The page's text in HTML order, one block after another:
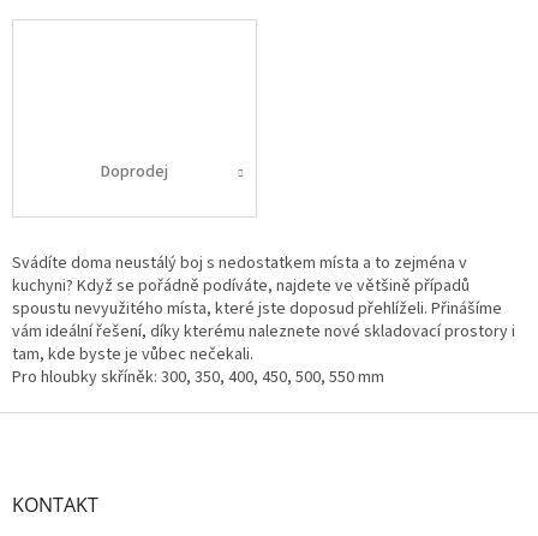
Doprodej
Svádíte doma neustálý boj s nedostatkem místa a to zejména v
kuchyni? Když se pořádně podíváte, najdete ve většině případů
spoustu nevyužitého místa, které jste doposud přehlíželi. Přinášíme
vám ideální řešení, díky kterému naleznete nové skladovací prostory i
tam, kde byste je vůbec nečekali.
Pro hloubky skříněk: 300, 350, 400, 450, 500, 550 mm
Z
KONTAKT